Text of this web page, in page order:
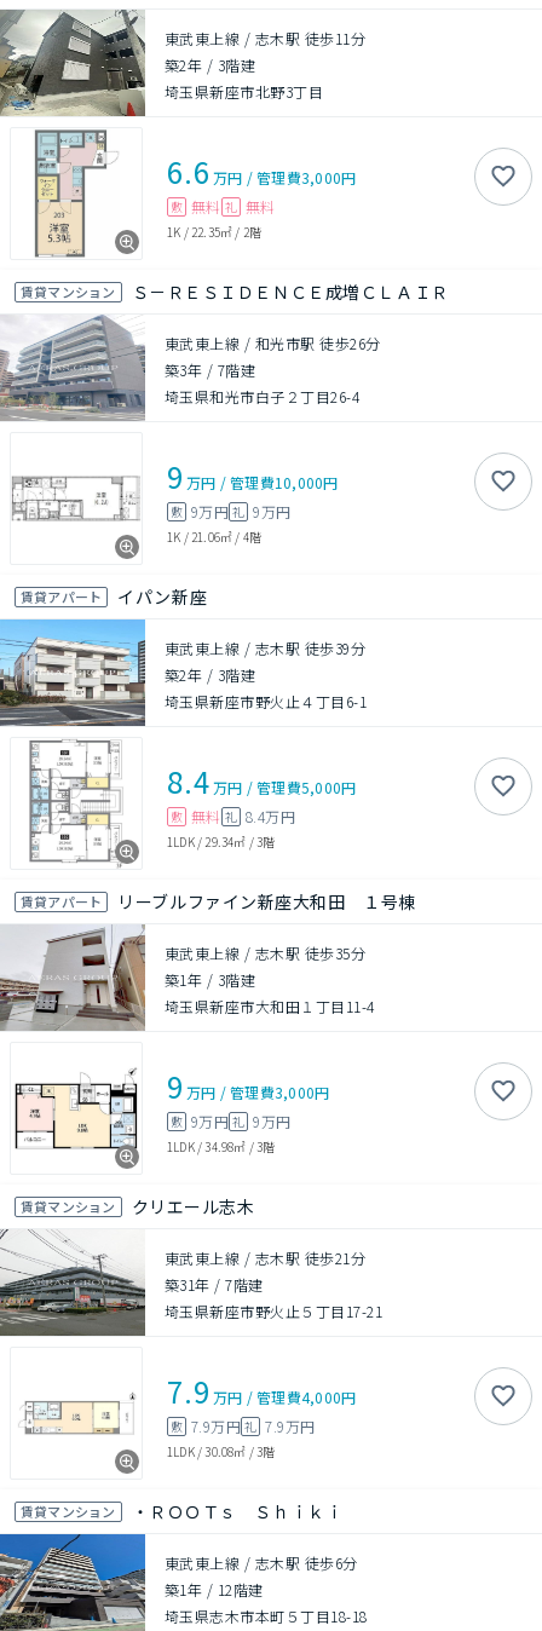
東武東上線 / 志木駅 徒歩11分
築2年 / 3階建
埼玉県新座市北野3丁目
6.6 万円 /管理費3,000円
敷 無料 礼 無料
1K / 22.35㎡ / 2階
賃貸マンション Ｓ－ＲＥＳＩＤＥＮＣＥ成増ＣＬＡＩＲ
東武東上線 / 和光市駅 徒歩26分
築3年 / 7階建
埼玉県和光市白子２丁目26-4
9 万円 /管理費10,000円
敷 9万円礼 9万円
1K / 21.06㎡ / 4階
賃貸アパート イパン新座
東武東上線 / 志木駅 徒歩39分
築2年 / 3階建
埼玉県新座市野火止４丁目6-1
8.4万円 /管理費5,000円
敷 無料 礼 8.4万円
1LDK/ 29.34㎡ /3階
賃貸アパート リーブルファイン新座大和田 １号棟
東武東上線 / 志木駅 徒歩35分
築1年 / 3階建
埼玉県新座市大和田１丁目11-4
9 万円 /管理費3,000円
敷 9万円礼 9万円
1LDK/34.98㎡ /3階
賃貸マンション クリエール志木
東武東上線 / 志木駅 徒歩21分
築31年 /7階建
埼玉県新座市野火止５丁目17-21
7.9 万円 /管理費4,000円
敷 7.9万円礼 7.9万円
1LDK/30.08㎡ /3階
賃貸マンション ・ＲＯＯＴｓ Ｓｈｉｋｉ
東武東上線 / 志木駅 徒歩6分
築1年 / 12階建
埼玉県志木市本町５丁目18-18